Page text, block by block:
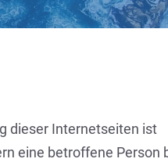
dieser Internetseiten ist
eine betroffene Person